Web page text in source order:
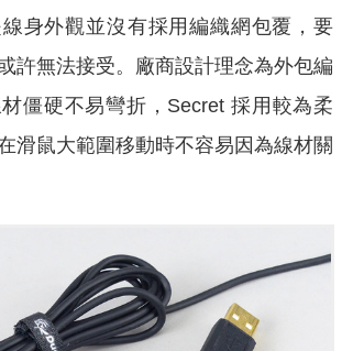
身外觀並沒有採用編織網包覆，要
許無法接受。廠商設計理念為外包編
僵硬不易彎折，Secret 採用較為柔
滑鼠大範圍移動時不容易因為線材關